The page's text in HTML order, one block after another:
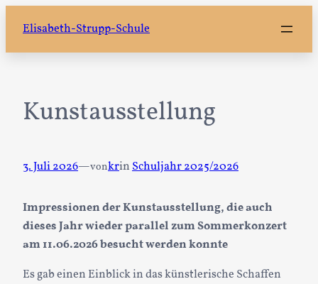
Inhalt
springen
Elisabeth-Strupp-Schule
Kunstausstellung
3. Juli 2026—vonkrin Schuljahr 2025/2026
Impressionen der Kunstausstellung, die auch
dieses Jahr wieder parallel zum Sommerkonzert
am 11.06.2026 besucht werden konnte
Es gab einen Einblick in das künstlerische Schaffen